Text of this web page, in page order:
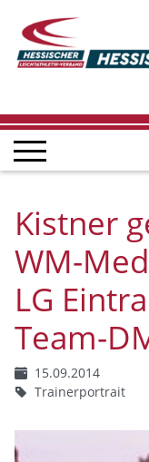
Kistner
WM-
LG
Team-
15.09.2014
Trainerportrait